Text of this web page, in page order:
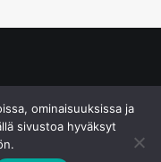
ominaisuuksissa ja
sivustoa hyväksyt